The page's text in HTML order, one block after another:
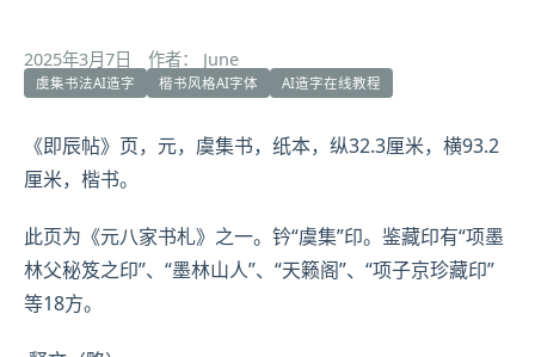
2025年3月7日 作者： June
虞集书法AI造字 楷书风格AI字体 AI造字在线教程
《即辰帖》页，元， 虞集书，纸本，纵32.3厘米，横93.2
厘米，楷书。
此页为《元八家书札》之一。钤“虞集”印。鉴藏印有“项墨
林父秘笈之印”、“墨林山人”、“天籁阁”、“项子京珍藏印”
等18方。